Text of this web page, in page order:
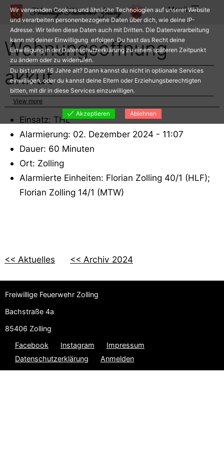
Zum
Inhalt
springen
Menü
Wohnungsöffnung
akkut
Einsatz: THL
Alarmierung: 02. Dezember 2024 - 11:07
Dauer: 60 Minuten
Ort: Zolling
Alarmierte Einheiten: Florian Zolling 40/1 (HLF);
Florian Zolling 14/1 (MTW)
<< Aktuelles << Archiv 2024
Freiwillige Feuerwehr Zolling
Bachstraße 4a
85406 Zolling
Facebook
Instagram
Impressum
Datenschutzerklärung
Anmelden
Wir verwenden Cookies und ähnliche Technologien auf unserer Website
und verarbeiten personenbezogene Daten über dich, wie deine IP-
Adresse. Wir teilen diese Daten auch mit Dritten. Die Datenverarbeitung
kann mit deiner Einwilligung erfolgen. Du hast das Recht deine
Einwilligung in der Datenschutzerklärung zu einem späteren Zeitpunkt
zu ändern oder zu widerrufen.
Du bist unter 16 Jahre alt? Dann kannst du nicht in optionale Services
einwilligen, oder du kannst deine Eltern oder Erziehungsberechtigten
bitten, mit dir in diese Services einzuwilligen.
View more
Akzeptieren
Ablehnen